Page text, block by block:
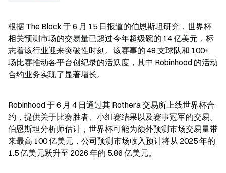
根据 The Block 于 6 月 15 日报道的伯恩斯坦研究，世界杯
相关预测市场的交易量已超过今年超级碗的 14 亿美元，标
志着该行业迎来突破性时刻。该赛事的 48 支球队和 100+
场比赛推动各平台创纪录的活跃度，其中 Robinhood 的活动
合约业务实现了显著增长。
Robinhood 于 6 月 4 日通过其 Rothera 交易所上线世界杯合
约，提供关于比赛胜者、小组赛结果以及赛事冠军的交易。
伯恩斯坦分析师估计，世界杯可能为额外预测市场交易量带
来最高 100 亿美元，公司预测市场收入预计将从 2025 年的
1.5 亿美元跃升至 2026 年的 5.86 亿美元。